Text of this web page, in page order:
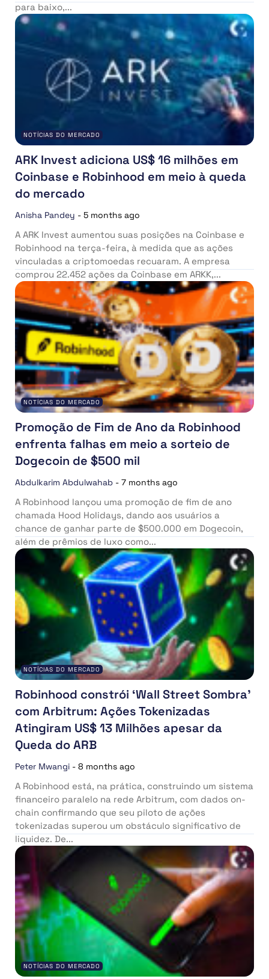
para baixo,...
NOTÍCIAS DO MERCADO
ARK Invest adiciona US$ 16 milhões em
Coinbase e Robinhood em meio à queda
do mercado
Anisha Pandey - 5 months ago
A ARK Invest aumentou suas posições na Coinbase e
Robinhood na terça-feira, à medida que as ações
vinculadas a criptomoedas recuaram. A empresa
comprou 22.452 ações da Coinbase em ARKK,...
NOTÍCIAS DO MERCADO
Promoção de Fim de Ano da Robinhood
enfrenta falhas em meio a sorteio de
Dogecoin de $500 mil
Abdulkarim Abdulwahab - 7 months ago
A Robinhood lançou uma promoção de fim de ano
chamada Hood Holidays, dando aos usuários a
chance de ganhar parte de $500.000 em Dogecoin,
além de prêmios de luxo como...
NOTÍCIAS DO MERCADO
Robinhood constrói ‘Wall Street Sombra’
com Arbitrum: Ações Tokenizadas
Atingiram US$ 13 Milhões apesar da
Queda do ARB
Peter Mwangi - 8 months ago
A Robinhood está, na prática, construindo um sistema
financeiro paralelo na rede Arbitrum, com dados on-
chain confirmando que seu piloto de ações
tokenizadas superou um obstáculo significativo de
liquidez. De...
NOTÍCIAS DO MERCADO